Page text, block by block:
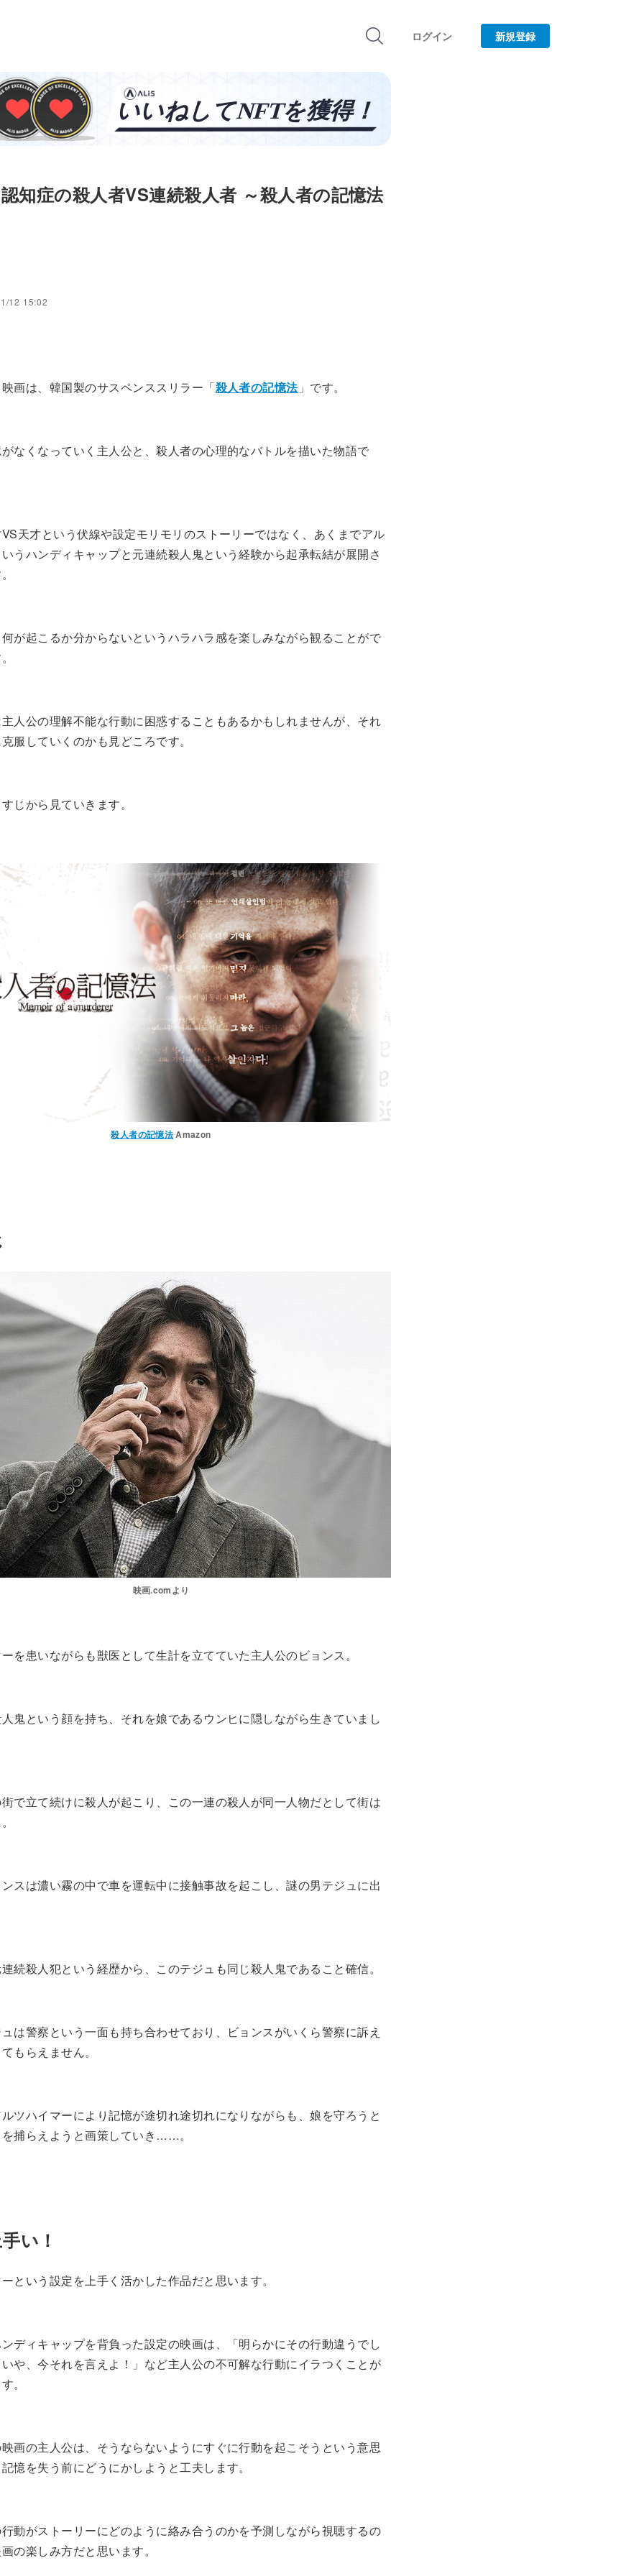
ログイン 新規登録
知症の殺人者VS連続殺人者 ～殺人者の記憶法
12 15:02
画は、韓国製のサスペンススリラー「殺人者の記憶法」です。
なくなっていく主人公と、殺人者の心理的なバトルを描いた物語で
天才という伏線や設定モリモリのストーリーではなく、あくまでアル
うハンディキャップと元連続殺人鬼という経験から起承転結が展開さ
が起こるか分からないというハラハラ感を楽しみながら観ることがで
人公の理解不能な行動に困惑することもあるかもしれませんが、それ
服していくのかも見どころです。
じから見ていきます。
殺人者の記憶法Amazon
映画.comより
を患いながらも獣医として生計を立てていた主人公のビョンス。
鬼という顔を持ち、それを娘であるウンヒに隠しながら生きていまし
で立て続けに殺人が起こり、この一連の殺人が同一人物だとして街は
スは濃い霧の中で車を運転中に接触事故を起こし、謎の男テジュに出
続殺人犯という経歴から、このテジュも同じ殺人鬼であること確信。
は警察という一面も持ち合わせており、ビョンスがいくら警察に訴え
もらえません。
ツハイマーにより記憶が途切れ途切れになりながらも、娘を守ろうと
捕らえようと画策していき……。
い！
という設定を上手く活かした作品だと思います。
ディキャップを背負った設定の映画は、「明らかにその行動違うでし
や、今それを言えよ！」など主人公の不可解な行動にイラつくことが
。
画の主人公は、そうならないようにすぐに行動を起こそうという意思
憶を失う前にどうにかしようと工夫します。
動がストーリーにどのように絡み合うのかを予測しながら視聴するの
の楽しみ方だと思います。